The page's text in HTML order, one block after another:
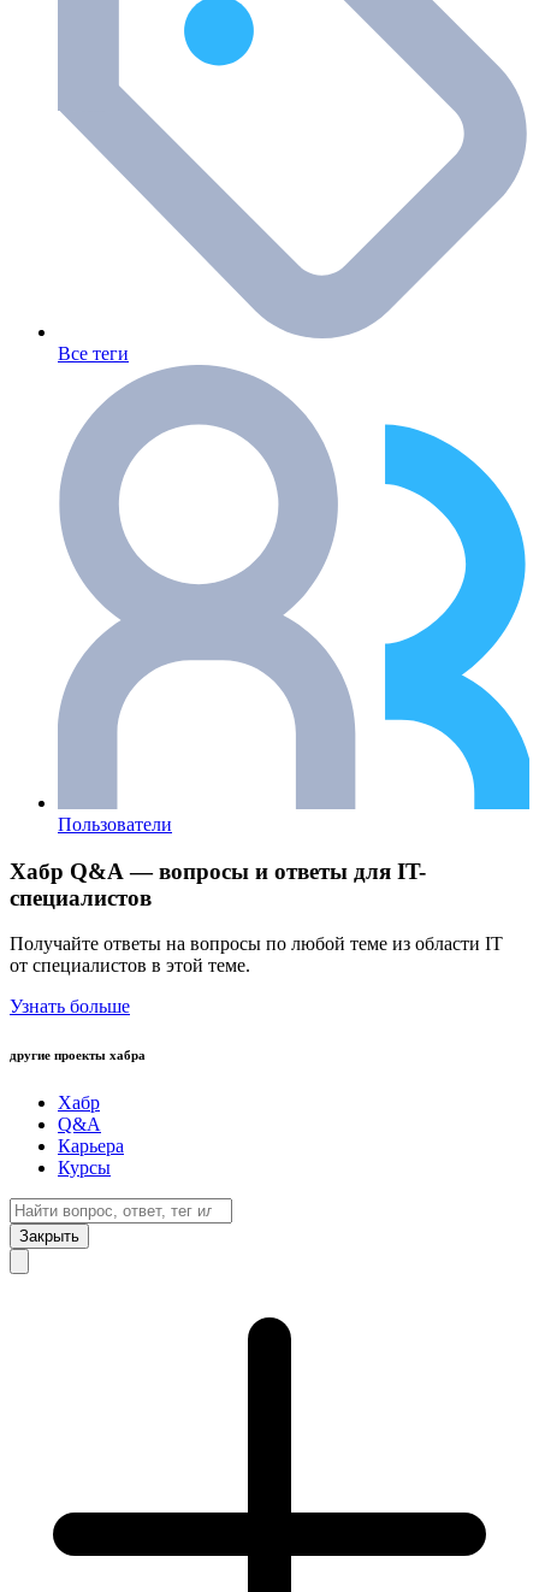
Все теги
Пользователи
Хабр Q&A — вопросы и ответы для IT-
специалистов
Получайте ответы на вопросы по любой теме из области IT
от специалистов в этой теме.
Узнать больше
другие проекты хабра
Хабр
Q&A
Карьера
Курсы
Закрыть